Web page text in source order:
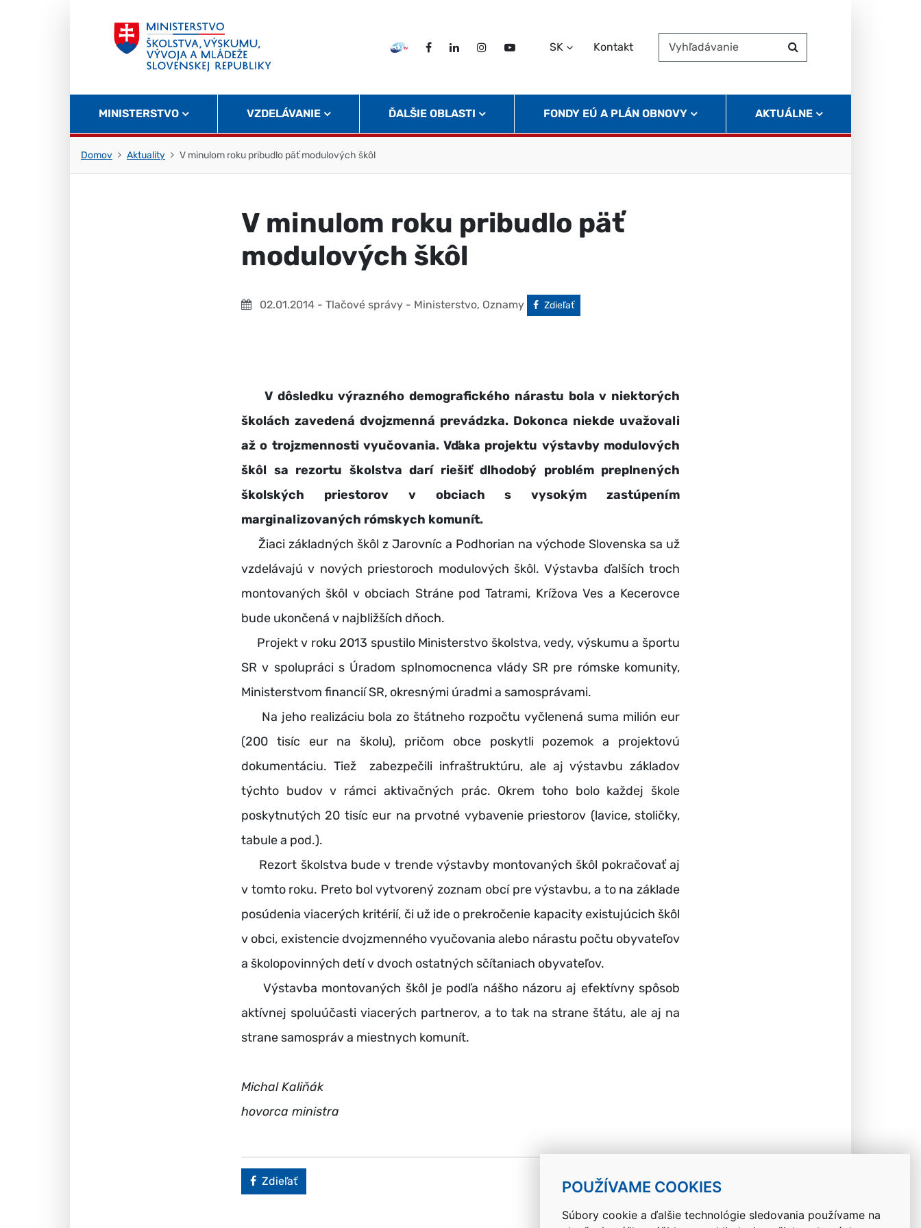
POUŽÍVAME COOKIES
Súbory cookie a ďalšie technológie sledovania používame na
EDU TVFacebookLinkedInInstagram
Twitter
SK Kontakt
Vyhľadávanie
Hľadať
MINISTERSTVO VZDELÁVANIE ĎALŠIE OBLASTI FONDY EÚ A PLÁN OBNOVY AKTUÁLNE
Domov Aktuality V minulom roku pribudlo päť modulových škôl
V minulom roku pribudlo päť
modulových škôl
02.01.2014 - Tlačové správy - Ministerstvo, Oznamy Facebook
Zdieľať
V dôsledku výrazného demografického nárastu bola v niektorých
školách zavedená dvojzmenná prevádzka. Dokonca niekde uvažovali
až o trojzmennosti vyučovania. Vďaka projektu výstavby modulových
škôl sa rezortu školstva darí riešiť dlhodobý problém preplnených
školských priestorov v obciach s vysokým zastúpením
marginalizovaných rómskych komunít.
Žiaci základných škôl z Jarovníc a Podhorian na východe Slovenska sa už
vzdelávajú v nových priestoroch modulových škôl. Výstavba ďalších troch
montovaných škôl v obciach Stráne pod Tatrami, Krížova Ves a Kecerovce
bude ukončená v najbližších dňoch.
Projekt v roku 2013 spustilo Ministerstvo školstva, vedy, výskumu a športu
SR v spolupráci s Úradom splnomocnenca vlády SR pre rómske komunity,
Ministerstvom financií SR, okresnými úradmi a samosprávami.
Na jeho realizáciu bola zo štátneho rozpočtu vyčlenená suma milión eur
(200 tisíc eur na školu), pričom obce poskytli pozemok a projektovú
dokumentáciu. Tiež zabezpečili infraštruktúru, ale aj výstavbu základov
týchto budov v rámci aktivačných prác. Okrem toho bolo každej škole
poskytnutých 20 tisíc eur na prvotné vybavenie priestorov (lavice, stoličky,
tabule a pod.).
Rezort školstva bude v trende výstavby montovaných škôl pokračovať aj
v tomto roku. Preto bol vytvorený zoznam obcí pre výstavbu, a to na základe
posúdenia viacerých kritérií, či už ide o prekročenie kapacity existujúcich škôl
v obci, existencie dvojzmenného vyučovania alebo nárastu počtu obyvateľov
a školopovinných detí v dvoch ostatných sčítaniach obyvateľov.
Výstavba montovaných škôl je podľa nášho názoru aj efektívny spôsob
aktívnej spoluúčasti viacerých partnerov, a to tak na strane štátu, ale aj na
strane samospráv a miestnych komunít.
Michal Kaliňák
hovorca ministra
Facebook
Zdieľať